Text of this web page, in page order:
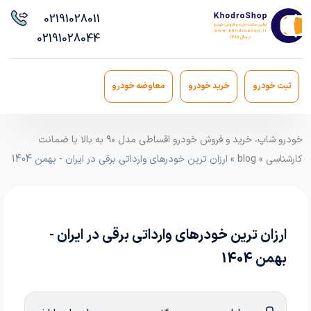
02191028011
02191028044
ثبت خودرو خرید خودرو معاوضه خودرو
خودرو شاپ، خرید و فروش خودرو اقساطی مدل ۹۰ به بالا با ضمانت
کارشناسی »
blog » ارزان ترین خودرهای وارداتی برقی در ایران - بهمن 1404
ارزان ترین خودرهای وارداتی برقی در ایران -
بهمن 1404